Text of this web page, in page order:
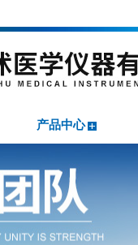
产品中心